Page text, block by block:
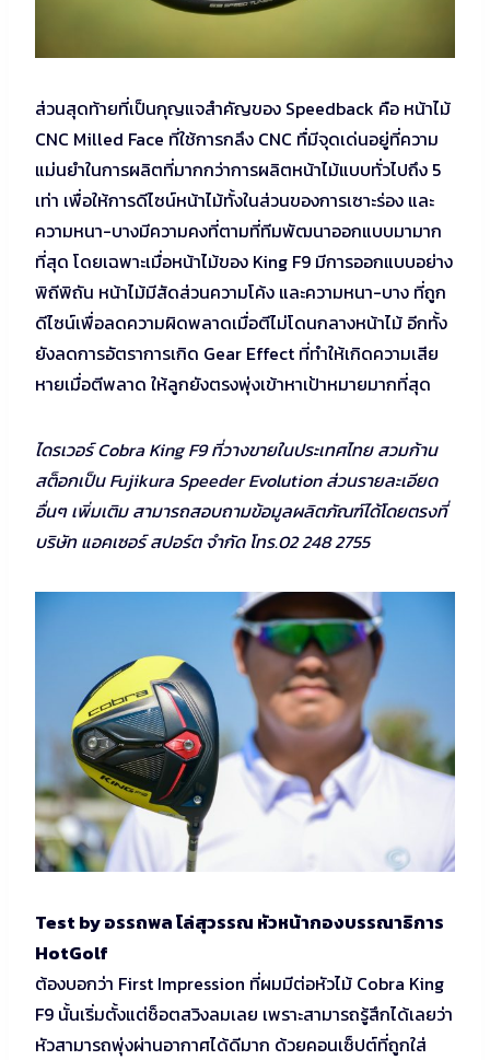
ส่วนสุดท้ายที่เป็นกุญแจสำคัญของ Speedback คือ หน้าไม้
CNC Milled Face ที่ใช้การกลึง CNC ทื่มีจุดเด่นอยู่ที่ความ
แม่นยำในการผลิตที่มากกว่าการผลิตหน้าไม้แบบทั่วไปถึง 5
เท่า เพื่อให้การดีไซน์หน้าไม้ทั้งในส่วนของการเซาะร่อง และ
ความหนา-บางมีความคงที่ตามที่ทีมพัฒนาออกแบบมามาก
ที่สุด โดยเฉพาะเมื่อหน้าไม้ของ King F9 มีการออกแบบอย่าง
พิถีพิถัน หน้าไม้มีสัดส่วนความโค้ง และความหนา-บาง ที่ถูก
ดีไซน์เพื่อลดความผิดพลาดเมื่อตีไม่โดนกลางหน้าไม้ อีกทั้ง
ยังลดการอัตราการเกิด Gear Effect ที่ทำให้เกิดความเสีย
หายเมื่อตีพลาด ให้ลูกยังตรงพุ่งเข้าหาเป้าหมายมากที่สุด
ไดรเวอร์ Cobra King F9 ที่วางขายในประเทศไทย สวมก้าน
สต็อกเป็น Fujikura Speeder Evolution ส่วนรายละเอียด
อื่นๆ เพิ่มเติม สามารถสอบถามข้อมูลผลิตภัณฑ์ได้โดยตรงที่
บริษัท แอคเซอร์ สปอร์ต จำกัด โทร.02 248 2755
Test by อรรถพล โล่สุวรรณ หัวหน้ากองบรรณาธิการ
HotGolf
ต้องบอกว่า First Impression ที่ผมมีต่อหัวไม้ Cobra King
F9 นั้นเริ่มตั้งแต่ช็อตสวิงลมเลย เพราะสามารถรู้สึกได้เลยว่า
หัวสามารถพุ่งผ่านอากาศได้ดีมาก ด้วยคอนเซ็ปต์ที่ถูกใส่